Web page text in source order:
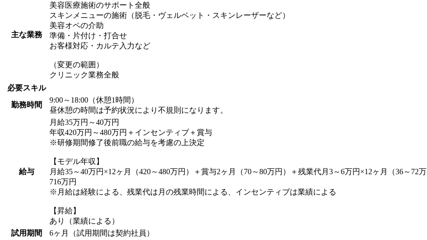
主な業務
美容医療施術のサポート全般
スキンメニューの施術（脱毛・ヴェルベット・スキンレーザーなど）
美容オペの介助
準備・片付け・打合せ
お客様対応・カルテ入力など
（変更の範囲）
クリニック業務全般
必要スキル
勤務時間
9:00～18:00（休憩1時間）
昼休憩の時間は予約状況により不規則になります。
給与
月給35万円～40万円
年収420万円～480万円＋インセンティブ＋賞与
※研修期間修了後前職の給与を考慮の上決定
【モデル年収】
月給35～40万円×12ヶ月（420～480万円）＋賞与2ヶ月（70～80万円）＋残業代月3～6万円×12ヶ月（36～72
716万円
※月給は経験による、残業代は月の残業時間による、インセンティブは業績による
【昇給】
あり（業績による）
試用期間
6ヶ月（試用期間は契約社員）